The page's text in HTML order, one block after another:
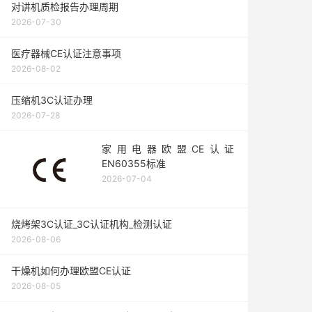
对讲机质检报告办理周期
2026-07-30
医疗器械CE认证注意事项
2026-08-02
压缩机3C认证办理
2026-07-28
家用电器欧盟CE认证
EN60355标准
2026-07-04
烧烤架3C认证_3C认证机构_检测认证
2026-08-06
干燥机如何办理欧盟CE认证
2026-08-05